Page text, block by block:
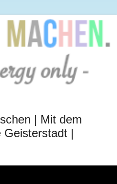
| Mit dem
Geisterstadt |